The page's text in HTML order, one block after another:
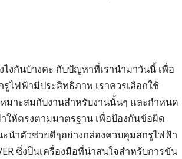
ไงกันบ้างคะ กับปัญหาที่เรานำมาวันนี้ เพื่อ
รูไฟฟ้ามีประสิทธิภาพ เราควรเลือกใช้
มาะสมกับงานสำหรับงานนั้นๆ และกำหนด
ให้ตรงตามมาตรฐาน เพื่อป้องกันข้อผิด
นำตัวช่วยดีๆอย่างกล่องควบคุมสกรูไฟฟ้า
ซึ่งป็นเครื่องมือที่น่าสนใจสำหรับการขัน